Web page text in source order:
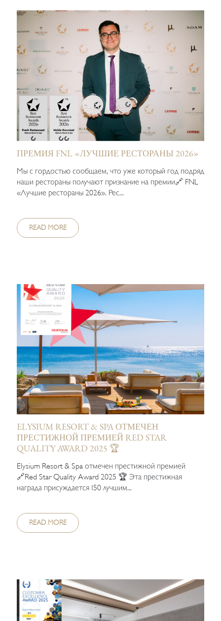
ПРЕМИЯ FNL «ЛУЧШИЕ РЕСТОРАНЫ 2026»
Мы с гордостью сообщаем, что уже который год подряд
наши рестораны получают признание на премии🔗 FNL
«Лучшие рестораны 2026». Рес...
READ MORE
ELYSIUM RESORT & SPA ОТМЕЧЕН
ПРЕСТИЖНОЙ ПРЕМИЕЙ RED STAR
QUALITY AWARD 2025 🏆
Elysium Resort & Spa отмечен престижной премией
🔗Red Star Quality Award 2025 🏆 Эта престижная
награда присуждается 150 лучшим...
READ MORE